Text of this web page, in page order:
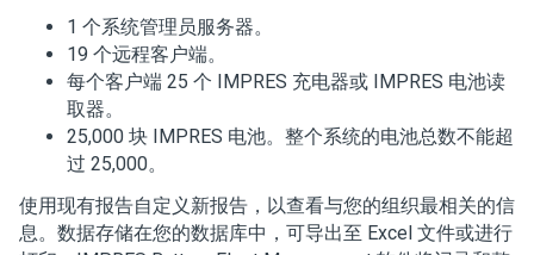
1 个系统管理员服务器。
19 个远程客户端。
每个客户端 25 个 IMPRES 充电器或 IMPRES 电池读
取器。
25,000 块 IMPRES 电池。整个系统的电池总数不能超
过 25,000。
使用现有报告自定义新报告，以查看与您的组织最相关的信
息。数据存储在您的数据库中，可导出至 Excel 文件或进行